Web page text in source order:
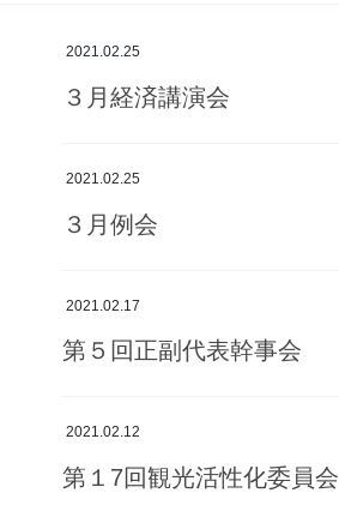
2021.02.25
３月経済講演会
2021.02.25
３月例会
2021.02.17
第５回正副代表幹事会
2021.02.12
第１7回観光活性化委員会